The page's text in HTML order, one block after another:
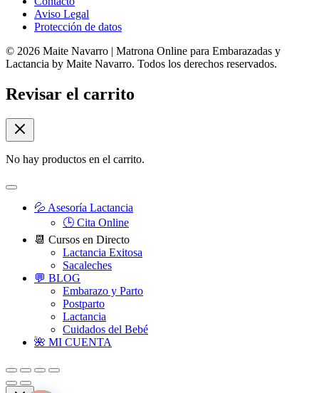
Aviso Legal
Protección de datos
© 2026 Maite Navarro | Matrona Online para Embarazadas y
Lactancia by Maite Navarro. Todos los derechos reservados.
Revisar el carrito
No hay productos en el carrito.
💦 Asesoría Lactancia
🕒 Cita Online
📆 Cursos en Directo
Lactancia Exitosa
Sacaleches
💬 BLOG
Embarazo y Parto
Postparto
Lactancia
Cuidados del Bebé
🌺 MI CUENTA